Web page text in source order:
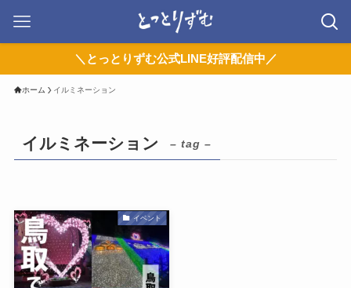
＼とっとりずむ公式LINE好評配信中／
ホーム イルミネーション
イルミネーション – tag –
イベント